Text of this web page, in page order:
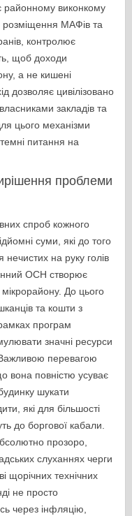
районному виконкому
розміщення МАФів та
контролює
щоб доходи
а не кишені
дозволяє цивілізовано
закладів та
цього механізми
питання на
проблеми
спроб кожного
суми, які до того
на руку голів
ОСН створює
До цього
та кошти з
програм
значні ресурси
перевагою
вона повністю усуває
шукати
які для більшості
до боргової кабали.
прозоро,
слуханнях черги
щорічних технічних
не просто
через інфляцію,